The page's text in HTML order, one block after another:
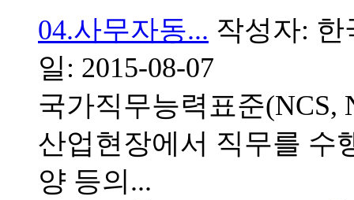
04.사무자동... 작성자: 한
일: 2015-08-07
국가직무능력표준(NCS,
산업현장에서 직무를 수
양 등의...